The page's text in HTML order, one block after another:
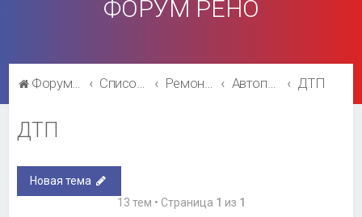
ФОРУМ РЕНО
Форум Рено Список форумов Ремонт и эксплуатация Автоправо/Автостраховка/Автокредит ДТП
ДТП
Новая тема
13 тем • Страница 1 из 1